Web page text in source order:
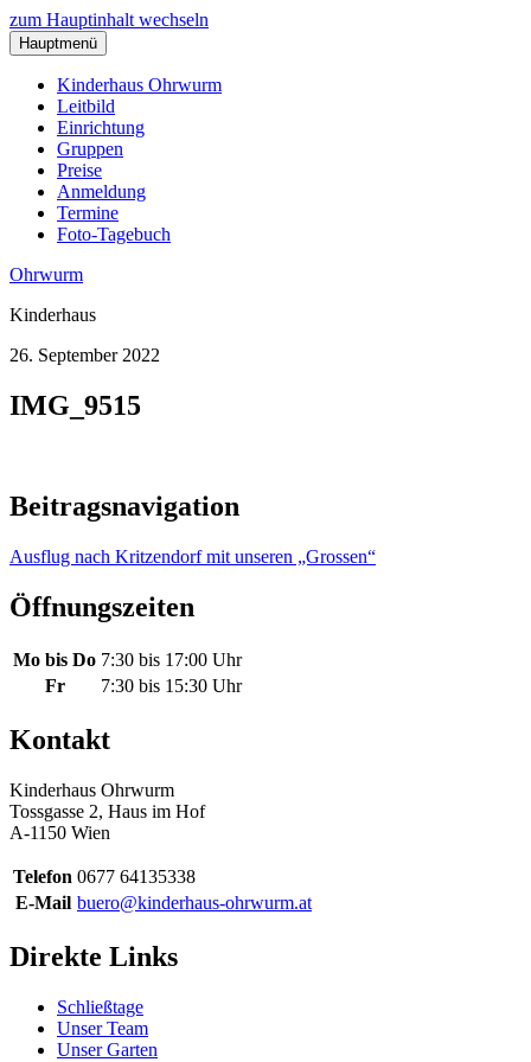
zum Hauptinhalt wechseln
Hauptmenü
Kinderhaus Ohrwurm
Leitbild
Einrichtung
Gruppen
Preise
Anmeldung
Termine
Foto-Tagebuch
Ohrwurm
Kinderhaus
26. September 2022
IMG_9515
Beitragsnavigation
Ausflug nach Kritzendorf mit unseren „Grossen“
Öffnungszeiten
Mo bis Do 7:30 bis 17:00 Uhr
Fr
7:30 bis 15:30 Uhr
Kontakt
Kinderhaus Ohrwurm
Tossgasse 2, Haus im Hof
A-1150 Wien
Telefon 0677 64135338
E-Mail buero@kinderhaus-ohrwurm.at
Direkte Links
Schließtage
Unser Team
Unser Garten